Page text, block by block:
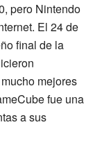
pero Nintendo
El 24 de
final de la
mejores
fue una
a sus